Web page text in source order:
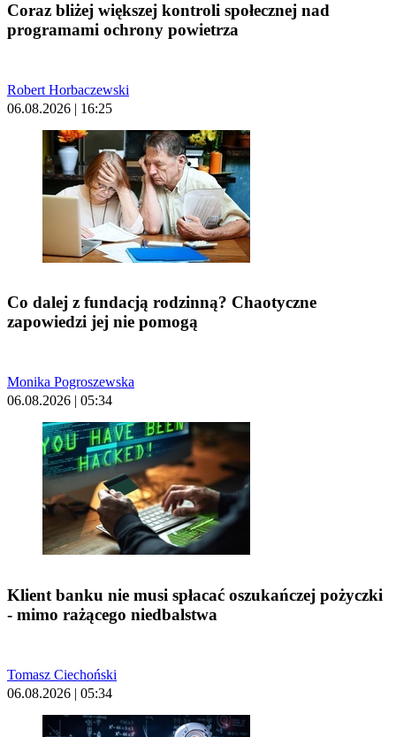
Coraz bliżej większej kontroli społecznej nad
programami ochrony powietrza
Robert Horbaczewski
06.08.2026 | 16:25
Co dalej z fundacją rodzinną? Chaotyczne
zapowiedzi jej nie pomogą
Monika Pogroszewska
06.08.2026 | 05:34
Klient banku nie musi spłacać oszukańczej pożyczki
- mimo rażącego niedbalstwa
Tomasz Ciechoński
06.08.2026 | 05:34